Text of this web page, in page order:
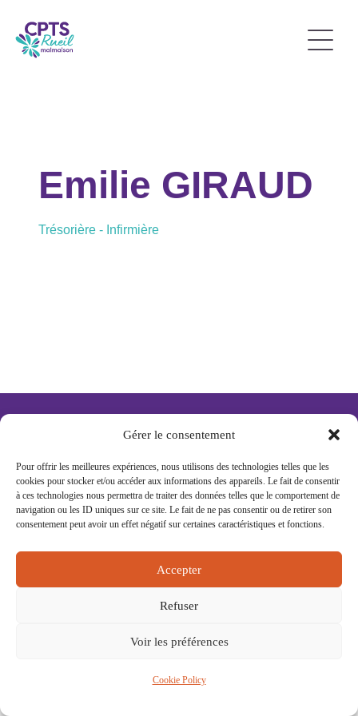
Gérer le consentement
Pour offrir les meilleures expériences, nous utilisons des technologies telles que les
cookies pour stocker et/ou accéder aux informations des appareils. Le fait de consentir
à ces technologies nous permettra de traiter des données telles que le comportement de
navigation ou les ID uniques sur ce site. Le fait de ne pas consentir ou de retirer son
consentement peut avoir un effet négatif sur certaines caractéristiques et fonctions.
Accepter
Refuser
Voir les préférences
Cookie Policy
Emilie GIRAUD
Trésorière - Infirmière
15 rue Eugène Saccomano 92500 RUEIL-
NEWSLETTER
BOITE À IDÉES
CONTACT